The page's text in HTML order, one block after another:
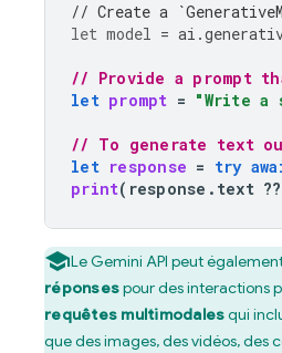
// Create a
let model = ai .
// Provide a prompt
let prompt = "Write a
// To generate text
let response = try
print( response . text ??
LeGemini API peut
réponsespour des interactions
requêtes multimodalesqui
que des images, des vidéos, des